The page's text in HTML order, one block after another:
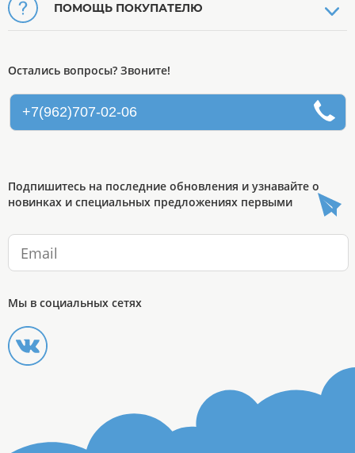
ПОМОЩЬ ПОКУПАТЕЛЮ
Остались вопросы? Звоните!
+7(962)707-02-06
Подпишитесь на последние обновления и узнавайте о
новинках и специальных предложениях первыми
Мы в социальных сетях